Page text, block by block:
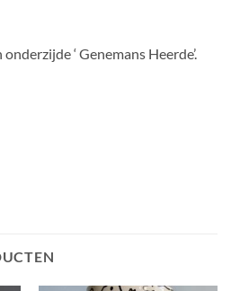
‘ Genemans Heerde’.